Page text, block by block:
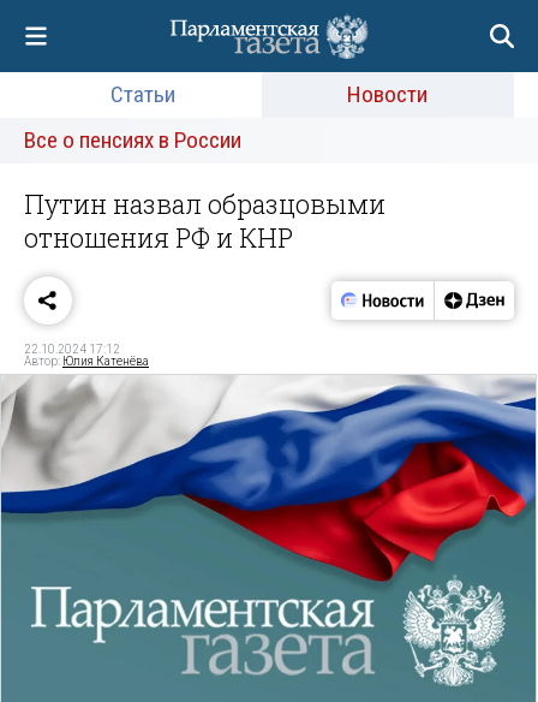
Статьи
Новости
Все о пенсиях в России
Путин назвал образцовыми
отношения РФ и КНР
22.10.2024 17:12
Автор: Юлия Катенёва